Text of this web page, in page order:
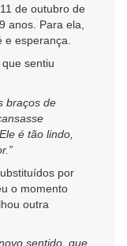
de outubro de
anos. Para ela,
esperança.
sentiu
braços de
é tão lindo,
por
o momento
outra
sentido, que